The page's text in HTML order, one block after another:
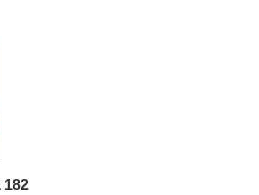
182